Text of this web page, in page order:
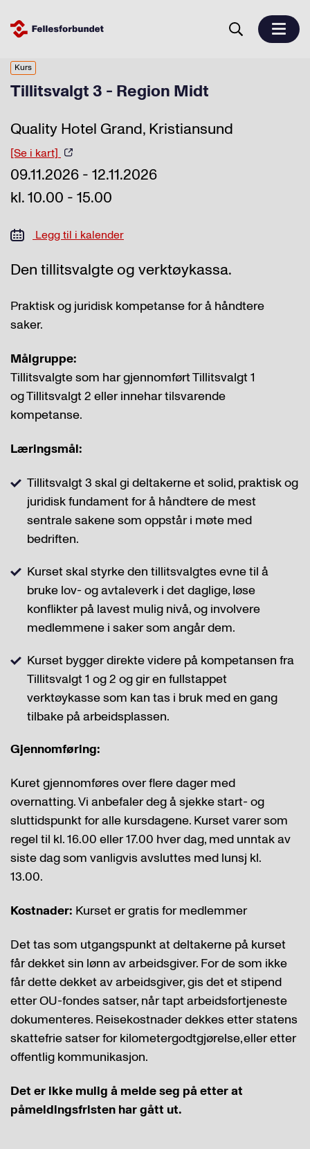
Kurs
Tillitsvalgt 3 - Region Midt
Quality Hotel Grand, Kristiansund
[Se i kart]
09.11.2026 - 12.11.2026
kl. 10.00 - 15.00
Legg til i kalender
Den tillitsvalgte og verktøykassa.
Praktisk og juridisk kompetanse for å håndtere
saker.
Målgruppe:
Tillitsvalgte som har gjennomført Tillitsvalgt 1
og Tillitsvalgt 2 eller innehar tilsvarende
kompetanse.
Læringsmål:
Tillitsvalgt 3 skal gi deltakerne et solid, praktisk og
juridisk fundament for å håndtere de mest
sentrale sakene som oppstår i møte med
bedriften.
Kurset skal styrke den tillitsvalgtes evne til å
bruke lov- og avtaleverk i det daglige, løse
konflikter på lavest mulig nivå, og involvere
medlemmene i saker som angår dem.
Kurset bygger direkte videre på kompetansen fra
Tillitsvalgt 1 og 2 og gir en fullstappet
verktøykasse som kan tas i bruk med en gang
tilbake på arbeidsplassen.
Gjennomføring:
Kuret gjennomføres over flere dager med
overnatting. Vi anbefaler deg å sjekke start- og
sluttidspunkt for alle kursdagene. Kurset varer som
regel til kl. 16.00 eller 17.00 hver dag, med unntak av
siste dag som vanligvis avsluttes med lunsj kl.
13.00.
Kostnader: Kurset er gratis for medlemmer
Det tas som utgangspunkt at deltakerne på kurset
får dekket sin lønn av arbeidsgiver. For de som ikke
får dette dekket av arbeidsgiver, gis det et stipend
etter OU-fondes satser, når tapt arbeidsfortjeneste
dokumenteres. Reisekostnader dekkes etter statens
skattefrie satser for kilometergodtgjørelse, eller etter
offentlig kommunikasjon.
Det er ikke mulig å melde seg på etter at
påmeldingsfristen har gått ut.